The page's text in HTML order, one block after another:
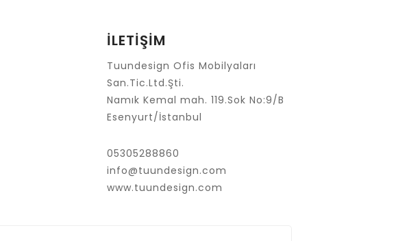
İLETİŞİM
Tuundesign Ofis Mobilyaları
San.Tic.Ltd.Şti.
Namık Kemal mah. 119.Sok No:9/B
Esenyurt/İstanbul
05305288860
info@tuundesign.com
www.tuundesign.com